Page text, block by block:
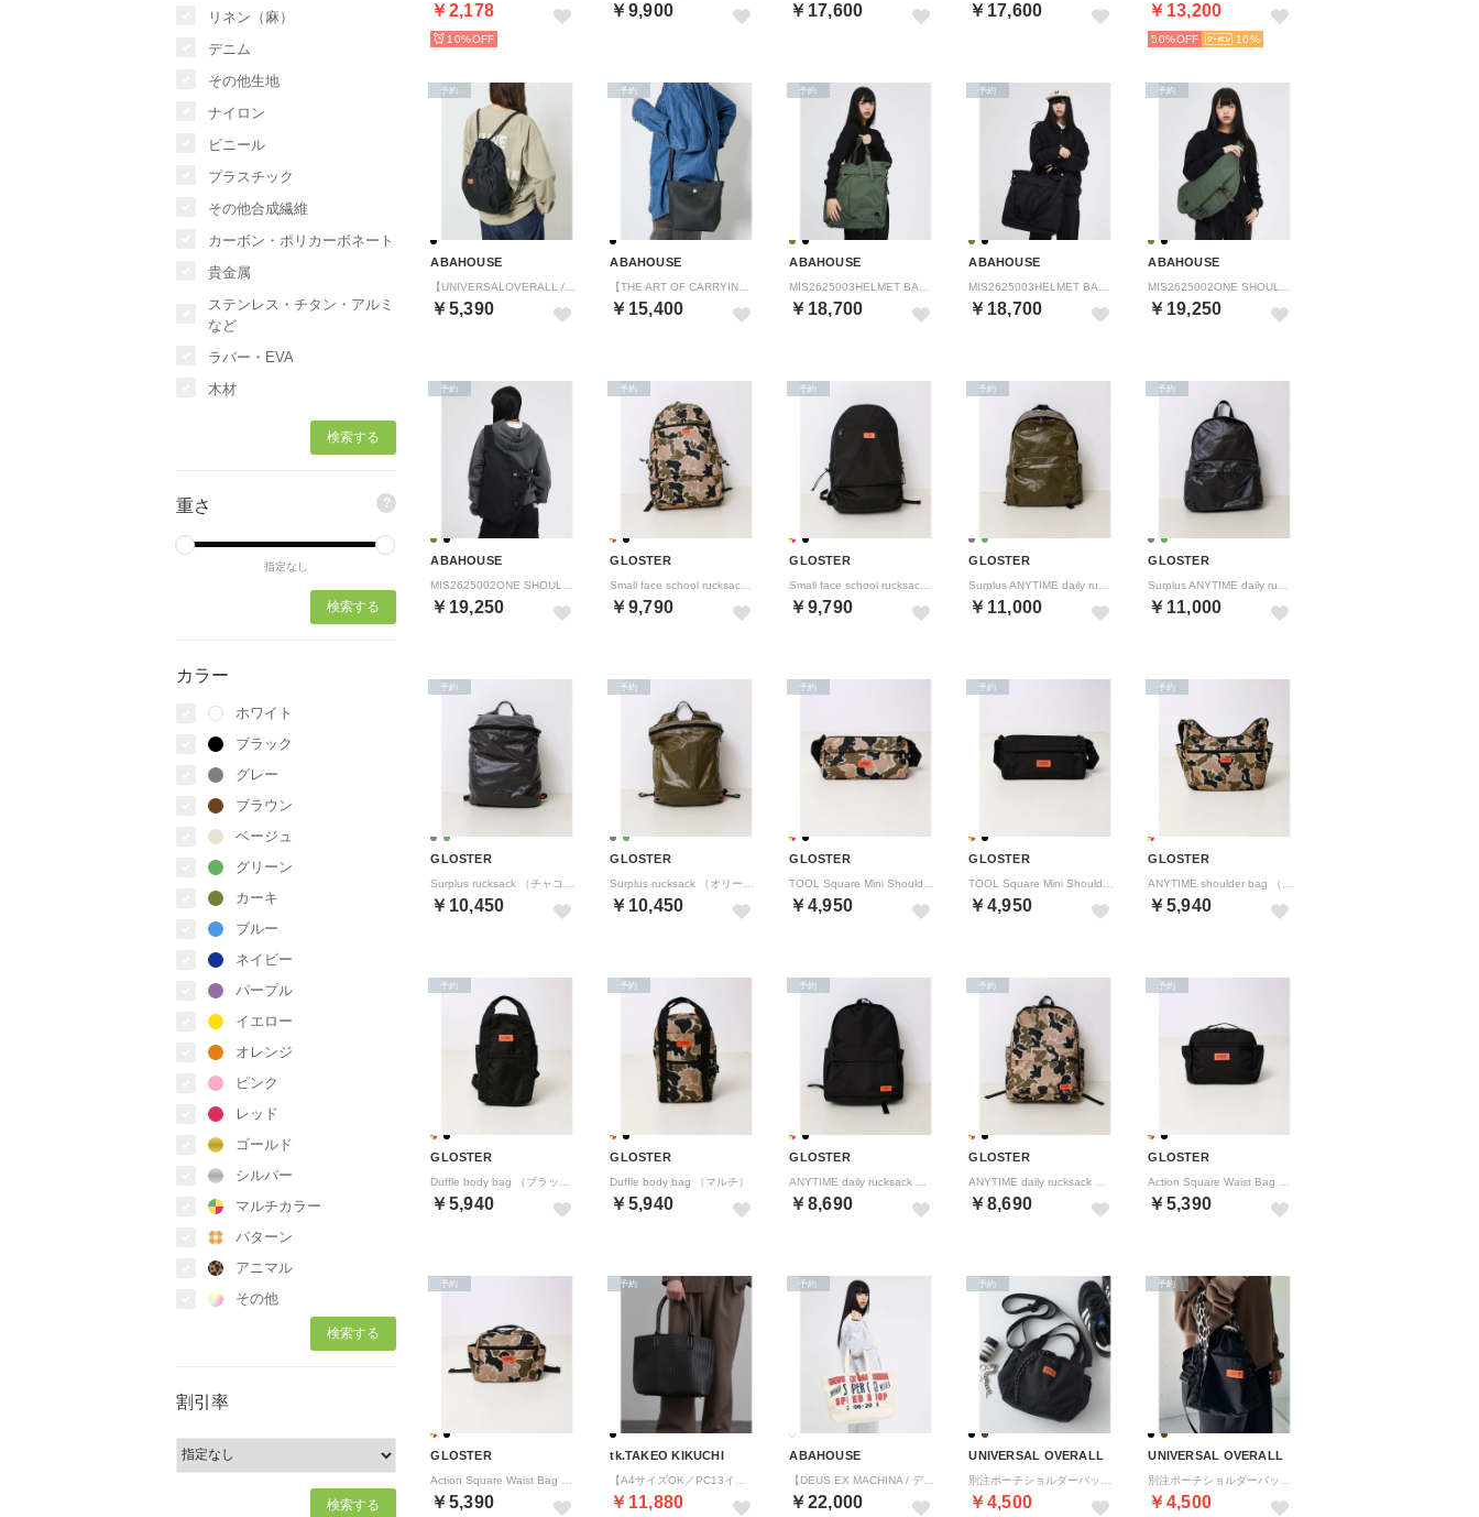
リネン（麻）
デニム
その他生地
ナイロン
ビニール
プラスチック
その他合成繊維
カーボン・ポリカーボネート
貴金属
ステンレス・チタン・アルミ
など
ラバー・EVA
木材
重さ ?
指定なし
カラー
ホワイト
ブラック
グレー
ブラウン
ベージュ
グリーン
カーキ
ブルー
ネイビー
パープル
イエロー
オレンジ
ピンク
レッド
ゴールド
シルバー
マルチカラー
パターン
アニマル
その他
割引率
￥2,178
10%
￥9,900 ￥17,600 ￥17,600 ￥13,200
50% 10
ABAHOUSE
￥5,390
予約
ABAHOUSE
￥15,400
予約
ABAHOUSE
￥18,700
予約
ABAHOUSE
￥18,700
予約
ABAHOUSE
￥19,250
予約
ABAHOUSE
￥19,250
予約
GLOSTER
￥9,790
予約
GLOSTER
￥9,790
予約
GLOSTER
￥11,000
予約
GLOSTER
￥11,000
予約
GLOSTER
￥10,450
予約
GLOSTER
￥10,450
予約
GLOSTER
￥4,950
予約
GLOSTER
￥4,950
予約
GLOSTER
￥5,940
予約
GLOSTER
￥5,940
予約
GLOSTER
Duffle body bag （マルチ）
￥5,940
予約
GLOSTER
￥8,690
予約
GLOSTER
￥8,690
予約
GLOSTER
￥5,390
予約
GLOSTER
￥5,390
予約
tk.TAKEO KIKUCHI
￥11,880
予約
ABAHOUSE
￥22,000
予約
UNIVERSAL OVERALL
￥4,500
予約
UNIVERSAL OVERALL
￥4,500
予約